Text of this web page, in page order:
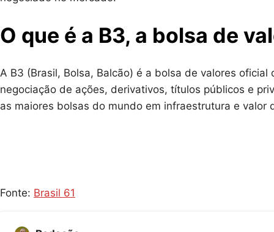
O que é a B3, a bolsa de
A B3 (Brasil, Bolsa, Balcão) é a bolsa de valores
negociação de ações, derivativos, títulos públicos e
as maiores bolsas do mundo em infraestrutura e
Fonte: Brasil 61